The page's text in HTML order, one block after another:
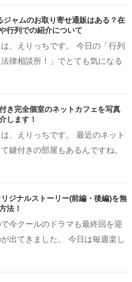
ジャムのお取り寄せ通販はある？在
行列での紹介について
、えりっちです。 今日の「行列
律相談所！」でとても気になる
き完全個室のネットカフェを写真
します！
、えりっちです。 最近のネット
鍵付きの部屋もあるんですね。
ジナルストーリー(前編・後編)を無
法！
今クールのドラマも最終回を迎
出てきました。 今日は毎週楽し